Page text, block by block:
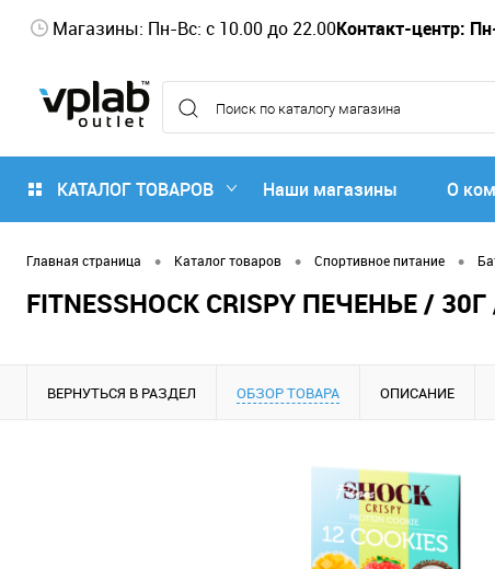
Магазины: Пн-Вс: с 10.00 до 22.00Контакт-центр:
КАТАЛОГ ТОВАРОВ Наши магазины О
Главная страница • Каталог товаров • Спортивное питание •
FITNESSHOCK CRISPY ПЕЧЕНЬЕ /
ВЕРНУТЬСЯ В РАЗДЕЛ ОБЗОР ТОВАРА ОПИСАНИЕ